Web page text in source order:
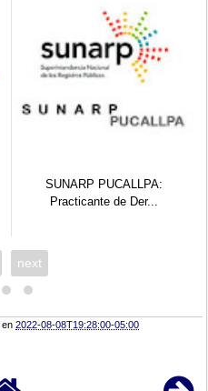
SUNARP PUCALLPA:
Practicante de Der...
next
en2022-08-08T19:28:00-05:00